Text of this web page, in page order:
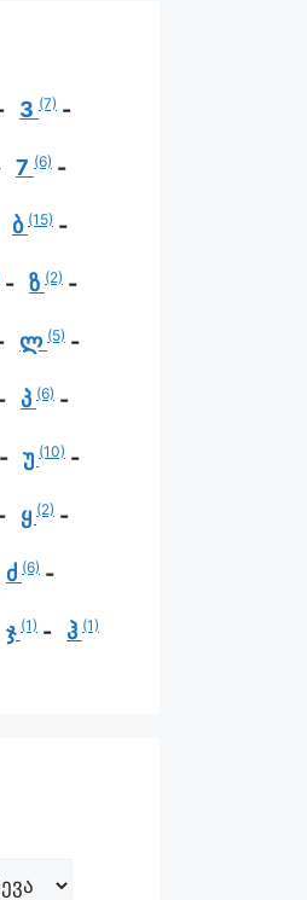
3 (7)
7 (6)
ბ (15)
ზ (2)
ლ (5)
პ (6)
უ (10)
ყ (2)
ძ (6)
ჯ (1) ჰ (1)